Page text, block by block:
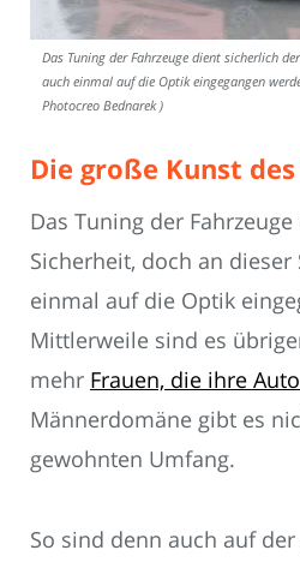
Das Tuning der Fahrzeuge dient sicherlich
auch einmal auf die Optik eingegangen
Photocreo Bednarek )
Die große Kunst
Das Tuning der
Sicherheit, doch an dieser
einmal auf die Optik
Mittlerweile sind es
mehr Frauen, die ihre
Männerdomäne gibt es
gewohnten Umfang.
So sind denn auch auf der